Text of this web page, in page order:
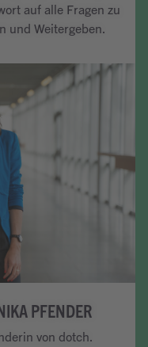
auf alle Fragen zu
und Weitergeben.
PFENDER
von dotch.